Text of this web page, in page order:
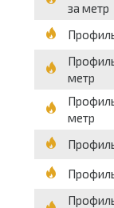
за метр
метр
метр